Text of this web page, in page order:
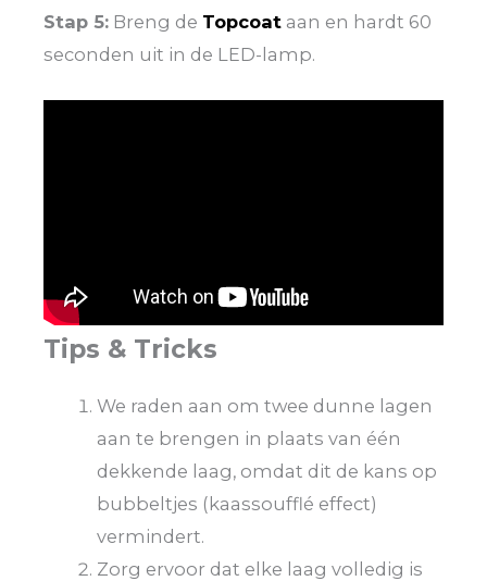
Stap 5: Breng de Topcoat aan en hardt 60
seconden uit in de LED-lamp.
Tips & Tricks
We raden aan om twee dunne lagen
aan te brengen in plaats van één
dekkende laag, omdat dit de kans op
bubbeltjes (kaassoufflé effect)
vermindert.
Zorg ervoor dat elke laag volledig is